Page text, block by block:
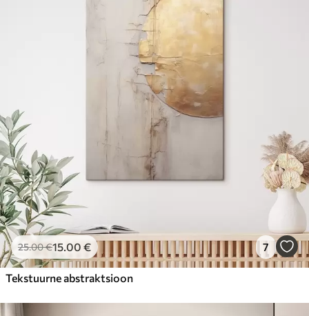
25.00€15.00 € 7
Tekstuurne abstraktsioon